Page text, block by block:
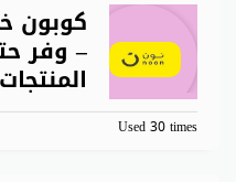
كوبون
Used 30 times